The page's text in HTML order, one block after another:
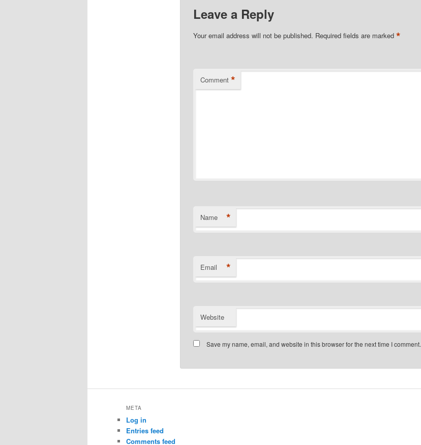
Leave a Reply
Your email address will not be published. Required fields are marked *
Comment *
Name *
Email *
Website
Save my name, email, and website in this browser for the next time I comment.
META
Log in
Entries feed
Comments feed